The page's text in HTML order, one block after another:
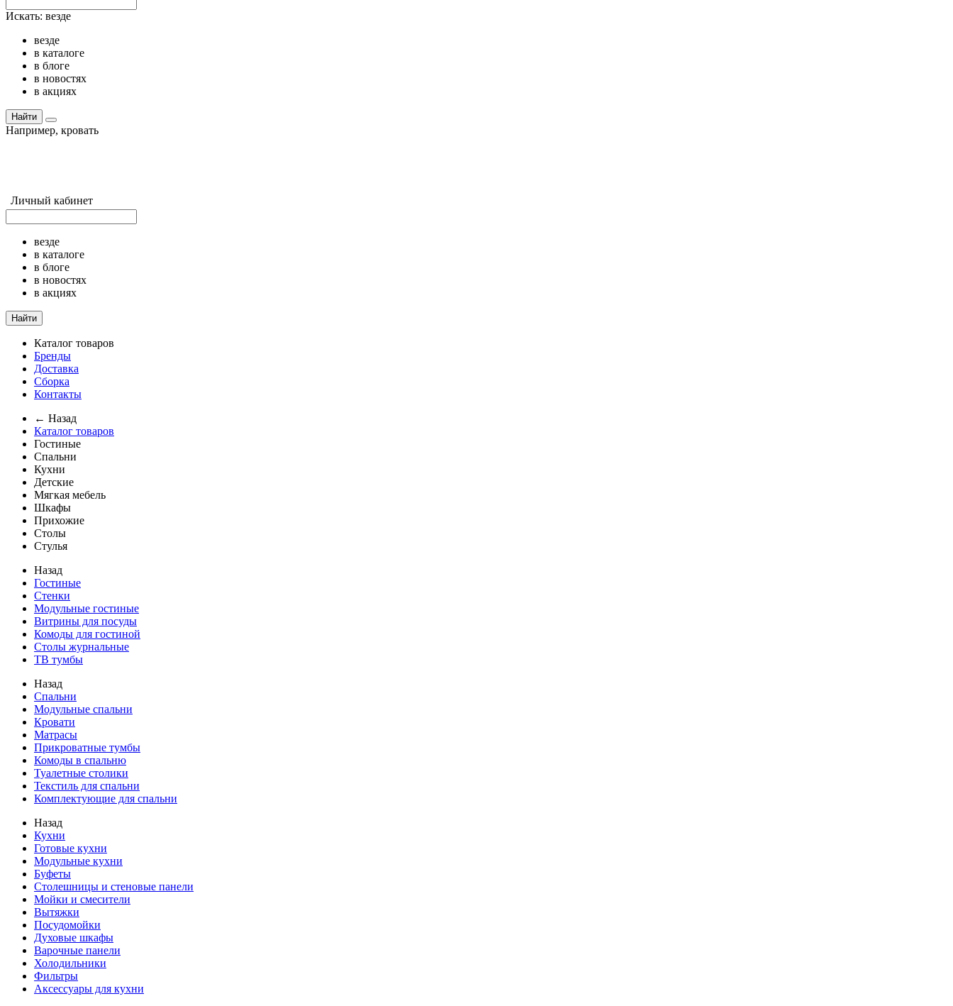
Искать: везде
везде
в каталоге
в блоге
в новостях
в акциях
Найти
Например, кровать
Личный кабинет
везде
в каталоге
в блоге
в новостях
в акциях
Найти
Каталог товаров
Бренды
Доставка
Сборка
Контакты
← Назад
Каталог товаров
Гостиные
Спальни
Кухни
Детские
Мягкая мебель
Шкафы
Прихожие
Столы
Стулья
Назад
Гостиные
Стенки
Модульные гостиные
Витрины для посуды
Комоды для гостиной
Столы журнальные
ТВ тумбы
Назад
Спальни
Модульные спальни
Кровати
Матрасы
Прикроватные тумбы
Комоды в спальню
Туалетные столики
Текстиль для спальни
Комплектующие для спальни
Назад
Кухни
Готовые кухни
Модульные кухни
Буфеты
Столешницы и стеновые панели
Мойки и смесители
Вытяжки
Посудомойки
Духовые шкафы
Варочные панели
Холодильники
Фильтры
Аксессуары для кухни